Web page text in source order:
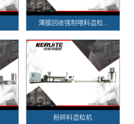
薄膜回收强制喂料造粒...
粉碎料造粒机